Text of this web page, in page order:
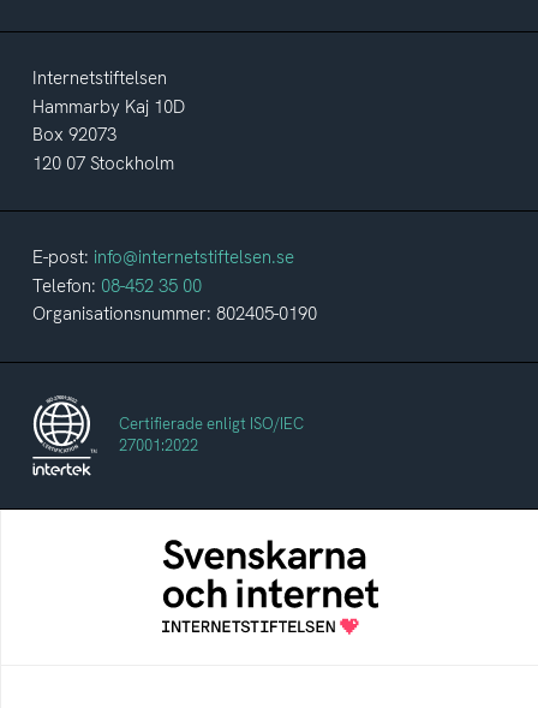
Internetstiftelsen
Hammarby Kaj 10D
Box 92073
120 07 Stockholm
E-post: info@internetstiftelsen.se
Telefon: 08-452 35 00
Organisationsnummer: 802405-0190
Certifierade enligt ISO/IEC
27001:2022
Svenskarna och internet
En årlig studie av svenska folkets
internetvanor